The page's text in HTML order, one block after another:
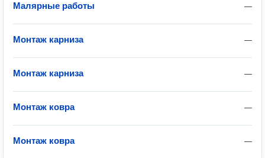
—
Малярные работы
—
Монтаж карниза
—
Монтаж карниза
—
Монтаж ковра
—
Монтаж ковра